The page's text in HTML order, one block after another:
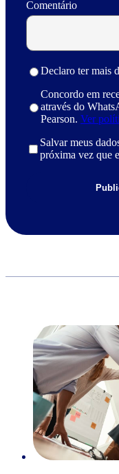
Comentário
Declaro ter mais
Concordo em
através do
Pearson. Ver
Salvar meus
próxima vez que